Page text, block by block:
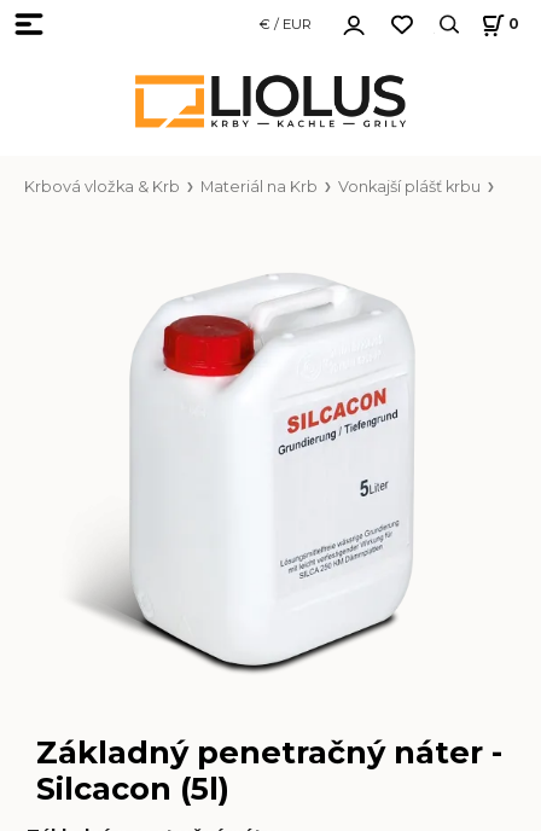
€ / EUR 0
Krbová vložka & Krb Materiál na Krb Vonkajší plášť krbu
Základný penetračný náter -
Silcacon (5l)